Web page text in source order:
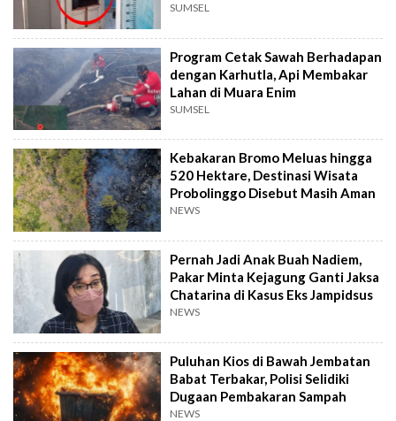
SUMSEL
Program Cetak Sawah Berhadapan
dengan Karhutla, Api Membakar
Lahan di Muara Enim
SUMSEL
Kebakaran Bromo Meluas hingga
520 Hektare, Destinasi Wisata
Probolinggo Disebut Masih Aman
NEWS
Pernah Jadi Anak Buah Nadiem,
Pakar Minta Kejagung Ganti Jaksa
Chatarina di Kasus Eks Jampidsus
NEWS
Puluhan Kios di Bawah Jembatan
Babat Terbakar, Polisi Selidiki
Dugaan Pembakaran Sampah
NEWS